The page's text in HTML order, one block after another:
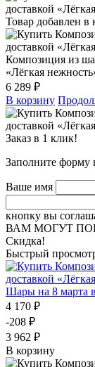
Товар добавлен в
Композиция из
«Лёгкая
6 289 ₽
В корзину
Заказ в 1 клик!
Заполните форму
Ваше имя
кнопку вы
ВАМ МОГУТ
Скидка!
Быстрый
Шары на 8 марта в
4 170 ₽
-208 ₽
3 962 ₽
В корзину